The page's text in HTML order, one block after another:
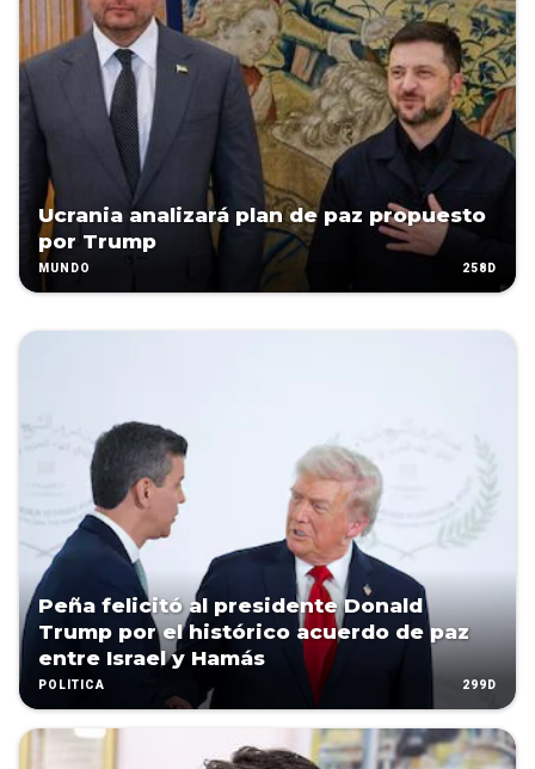
Ucrania analizará plan de paz propuesto
por Trump
MUNDO 258D
Peña felicitó al presidente Donald
Trump por el histórico acuerdo de paz
entre Israel y Hamás
POLÍTICA 299D